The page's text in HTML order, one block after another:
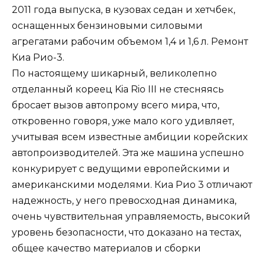
2011 года выпуска, в кузовах седан и хетчбек,
оснащенных бензиновыми силовыми
агрегатами рабочим объемом 1,4 и 1,6 л. Ремонт
Киа Рио-3.
По настоящему шикарный, великолепно
отделанный кореец Kia Rio III не стесняясь
бросает вызов автопрому всего мира, что,
откровенно говоря, уже мало кого удивляет,
учитывая всем известные амбиции корейских
автопроизводителей. Эта же машина успешно
конкурирует с ведущими европейскими и
американскими моделями. Киа Рио 3 отличают
надежность, у него превосходная динамика,
очень чувствительная управляемость, высокий
уровень безопасности, что доказано на тестах,
общее качество материалов и сборки